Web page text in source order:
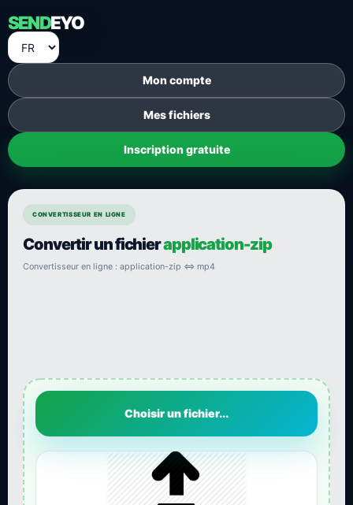
SENDEYO
Mon compte
Mes fichiers
Inscription gratuite
CONVERTISSEUR EN LIGNE
Convertir un fichierapplication-zip
Convertisseur en ligne : application-zip ⇔ mp4
Choisir un fichier...